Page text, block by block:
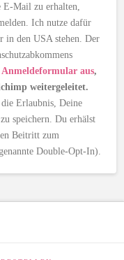
Mail zu erhalten,
Ich nutze dafür
in den USA stehen. Der
aus,
weitergeleitet.
Erlaubnis, Deine
speichern. Du erhälst
Beitritt zum
Double-Opt-In).